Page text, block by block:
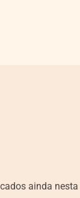
ainda nesta